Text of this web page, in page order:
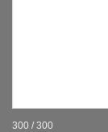
300 / 300